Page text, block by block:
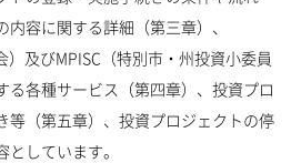
内容に関する詳細（第三章）、
）及びMPISC（特別市・州投資小委員
る各種サービス（第四章）、投資プロ
等（第五章）、投資プロジェクトの停
しています。